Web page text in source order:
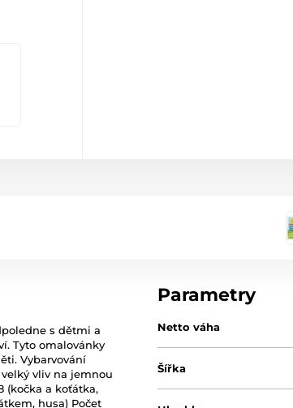
s dětmi a
Tyto omalovánky
Vybarvování
vliv na jemnou
(kočka a koťátka,
husa) Počet
Parametry
Netto váha
Šířka